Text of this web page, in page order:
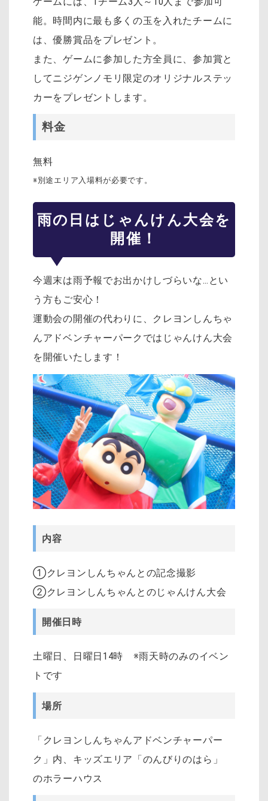
能。時間内に最も多くの玉を入れたチームに
は、優勝賞品をプレゼント。
また、ゲームに参加した方全員に、参加賞と
してニジゲンノモリ限定のオリジナルステッ
カーをプレゼントします。
料金
無料
※別途エリア入場料が必要です。
雨の日はじゃんけん大会を
開催！
今週末は雨予報でお出かけしづらいな…とい
う方もご安心！
運動会の開催の代わりに、クレヨンしんちゃ
んアドベンチャーパークではじゃんけん大会
を開催いたします！
内容
①クレヨンしんちゃんとの記念撮影
②クレヨンしんちゃんとのじゃんけん大会
開催日時
土曜日、日曜日14時 ※雨天時のみのイベン
トです
場所
「クレヨンしんちゃんアドベンチャーパー
ク」内、キッズエリア「のんびりのはら」
のホラーハウス